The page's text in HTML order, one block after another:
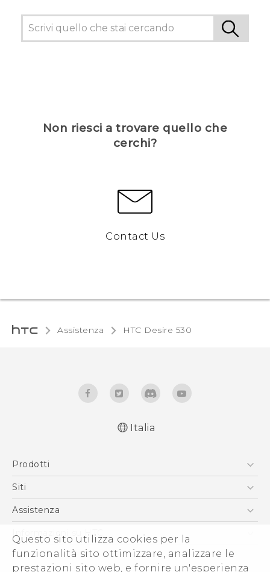
Questo sito utilizza cookies per la
funzionalità sito ottimizzare, analizzare le
prestazioni sito web, e fornire un'esperienza
Non riesci a trovare quello che
cerchi?
Contact Us
Assistenza HTC Desire 530‎
English - User manual
Italia
Prodotti
Smartphone
Vive
Accessori
Siti
HTC VIVE
Assistenza
Ecommerce Assistenza
Informazioni su HTC
ESG